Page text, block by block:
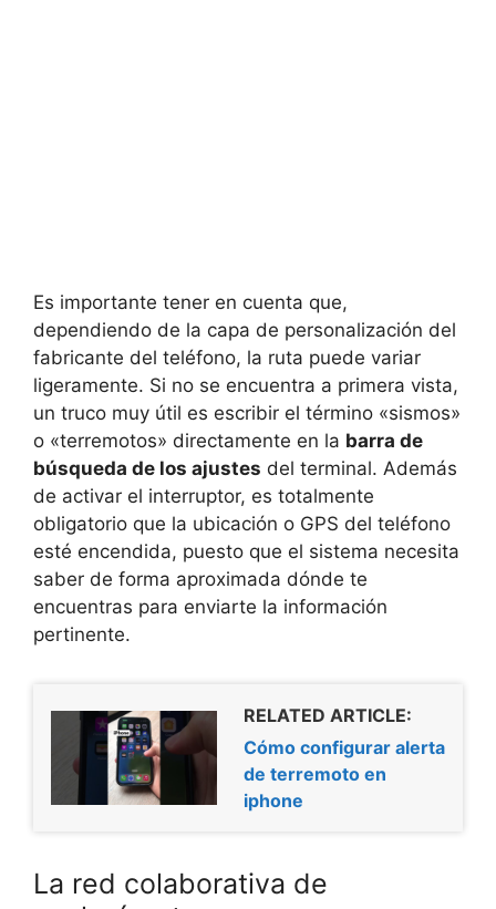
Es importante tener en cuenta que,
dependiendo de la capa de personalización del
fabricante del teléfono, la ruta puede variar
ligeramente. Si no se encuentra a primera vista,
un truco muy útil es escribir el término «sismos»
o «terremotos» directamente en la barra de
búsqueda de los ajustes del terminal. Además
de activar el interruptor, es totalmente
obligatorio que la ubicación o GPS del teléfono
esté encendida, puesto que el sistema necesita
saber de forma aproximada dónde te
encuentras para enviarte la información
pertinente.
RELATED ARTICLE:
Cómo configurar alerta
de terremoto en
iphone
La red colaborativa de